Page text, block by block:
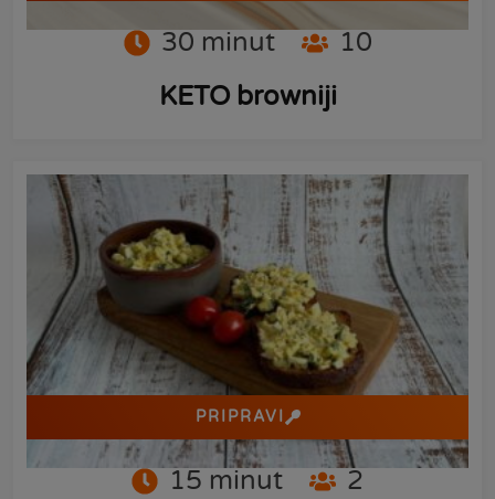
30 minut
10
KETO browniji
PRIPRAVI
15 minut
2